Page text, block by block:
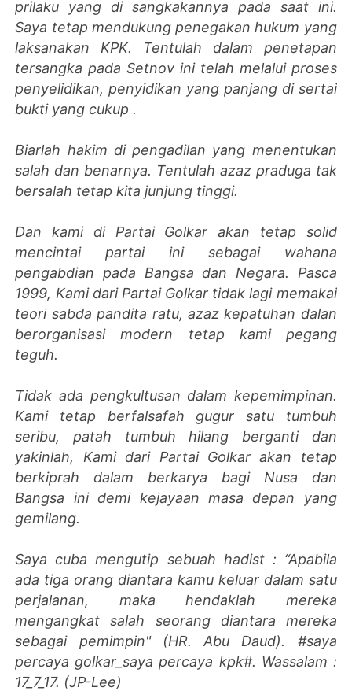
prilaku yang di sangkakannya pada saat ini.
Saya tetap mendukung penegakan hukum yang
laksanakan KPK. Tentulah dalam penetapan
tersangka pada Setnov ini telah melalui proses
penyelidikan, penyidikan yang panjang di sertai
bukti yang cukup .
Biarlah hakim di pengadilan yang menentukan
salah dan benarnya. Tentulah azaz praduga tak
bersalah tetap kita junjung tinggi.
Dan kami di Partai Golkar akan tetap solid
mencintai partai ini sebagai wahana
pengabdian pada Bangsa dan Negara. Pasca
1999, Kami dari Partai Golkar tidak lagi memakai
teori sabda pandita ratu, azaz kepatuhan dalan
berorganisasi modern tetap kami pegang
teguh.
Tidak ada pengkultusan dalam kepemimpinan.
Kami tetap berfalsafah gugur satu tumbuh
seribu, patah tumbuh hilang berganti dan
yakinlah, Kami dari Partai Golkar akan tetap
berkiprah dalam berkarya bagi Nusa dan
Bangsa ini demi kejayaan masa depan yang
gemilang.
Saya cuba mengutip sebuah hadist : “Apabila
ada tiga orang diantara kamu keluar dalam satu
perjalanan, maka hendaklah mereka
mengangkat salah seorang diantara mereka
sebagai pemimpin" (HR. Abu Daud). #saya
percaya golkar_saya percaya kpk#. Wassalam :
17_7_17. (JP-Lee)